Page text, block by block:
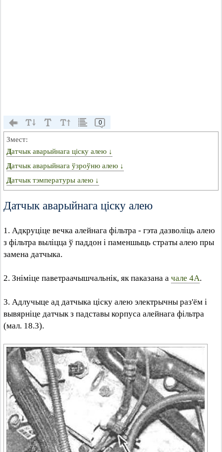
0
Змест:
Датчык аварыйнага ціску алею ↓
Датчык аварыйнага ўзроўню алею ↓
Датчык тэмпературы алею ↓
Датчык аварыйнага ціску алею
1. Адкруціце вечка алейнага фільтра - гэта дазволіць алею
з фільтра выліцца ў паддон і паменшыць страты алею пры
замена датчыка.
2. Зніміце паветраачышчальнік, як паказана а чале 4А.
3. Адлучыце ад датчыка ціску алею электрычны раз'ём і
вывярніце датчык з падставы корпуса алейнага фільтра
(мал. 18.3).